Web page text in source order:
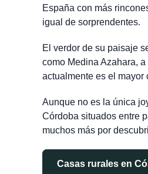
España con más
igual de sorprendentes.
El verdor de su paisaje
como Medina Azahara,
actualmente es el
Aunque no es la única
Córdoba situados entre
muchos más por
Casas rurales en